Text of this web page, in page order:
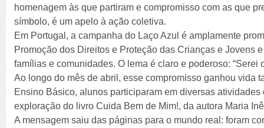
homenagem às que partiram e compromisso com as que
símbolo, é um apelo à ação coletiva.
Em Portugal, a campanha do Laço Azul é amplamente
Promoção dos Direitos e Proteção das Crianças e Jovens
famílias e comunidades. O lema é claro e poderoso:
Ao longo do mês de abril, esse compromisso ganhou vida
Ensino Básico, alunos participaram em diversas
exploração do livro Cuida Bem de Mim!, da autora Maria
A mensagem saiu das páginas para o mundo real: foram